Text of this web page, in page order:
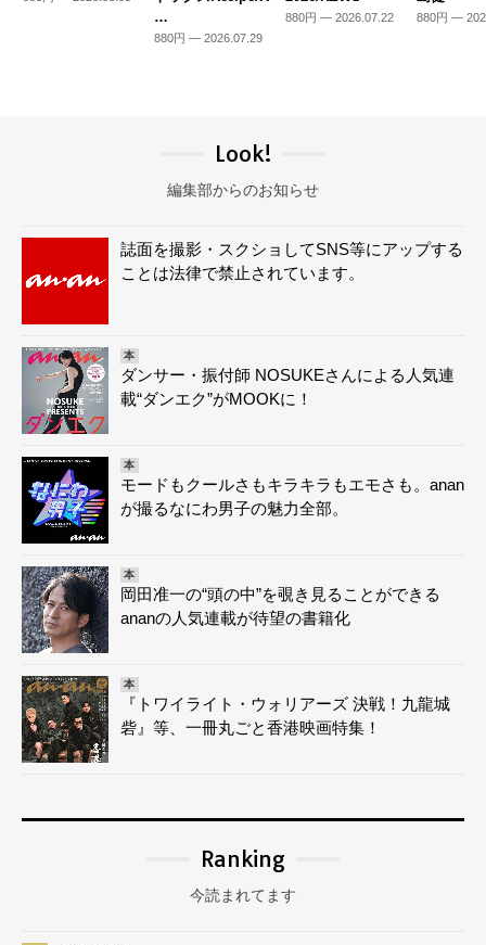
…
880円 — 2026.07.29
880円 — 2026.07.22 880円 —
Look!
編集部からのお知らせ
誌面を撮影・スクショしてSNS等にアップする
ことは法律で禁止されています。
本
ダンサー・振付師 NOSUKEさんによる人気連
載“ダンエク”がMOOKに！
本
モードもクールさもキラキラもエモさも。anan
が撮るなにわ男子の魅力全部。
本
岡田准一の“頭の中”を覗き見ることができる
ananの人気連載が待望の書籍化
本
『トワイライト・ウォリアーズ 決戦！九龍城
砦』等、一冊丸ごと香港映画特集！
Ranking
今読まれてます